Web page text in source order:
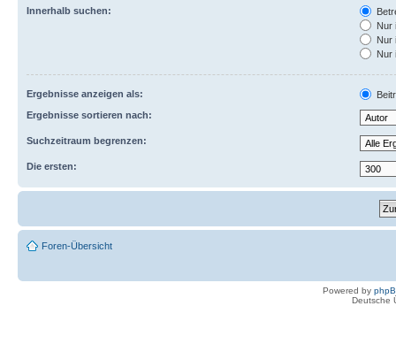
Innerhalb suchen:
Nur
Nur
Nur
Ergebnisse anzeigen als:
Ergebnisse sortieren nach:
Suchzeitraum begrenzen:
Die ersten:
Foren-Übersicht
Powered by
Deutsche